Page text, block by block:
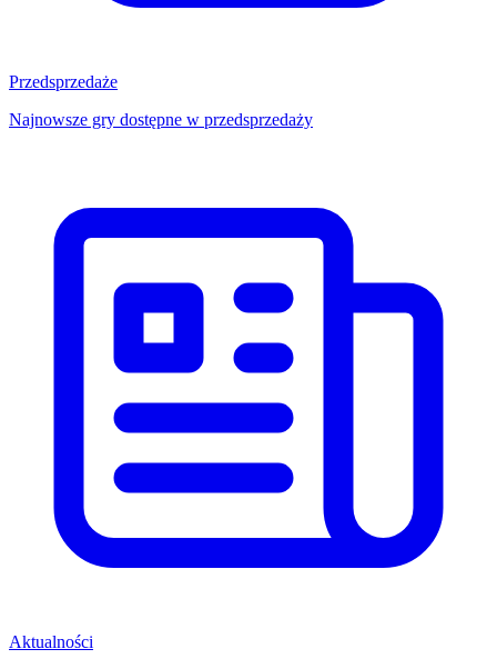
Przedsprzedaże
Najnowsze gry dostępne w przedsprzedaży
Aktualności